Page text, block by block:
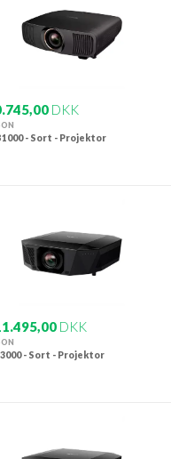
DKK
- Sort - Projektor
DKK
- Sort - Projektor